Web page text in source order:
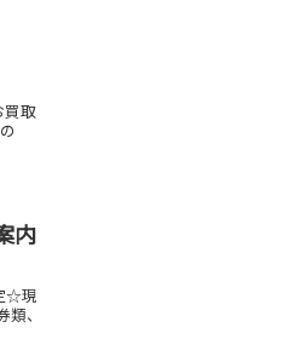
買取
内
☆現
、